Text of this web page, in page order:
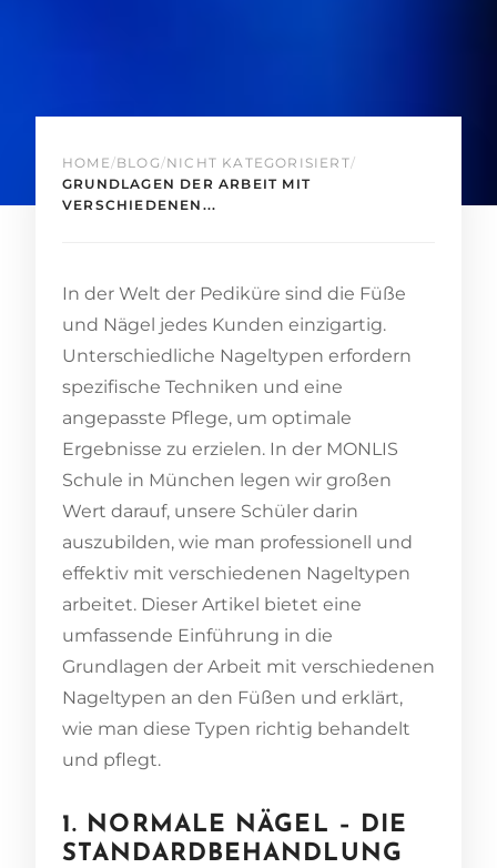
HOME /BLOG /NICHT KATEGORISIERT/
GRUNDLAGEN DER ARBEIT MIT
VERSCHIEDENEN...
In der Welt der Pediküre sind die Füße
und Nägel jedes Kunden einzigartig.
Unterschiedliche Nageltypen erfordern
spezifische Techniken und eine
angepasste Pflege, um optimale
Ergebnisse zu erzielen. In der MONLIS
Schule in München legen wir großen
Wert darauf, unsere Schüler darin
auszubilden, wie man professionell und
effektiv mit verschiedenen Nageltypen
arbeitet. Dieser Artikel bietet eine
umfassende Einführung in die
Grundlagen der Arbeit mit verschiedenen
Nageltypen an den Füßen und erklärt,
wie man diese Typen richtig behandelt
und pflegt.
1. NORMALE NÄGEL – DIE
STANDARDBEHANDLUNG